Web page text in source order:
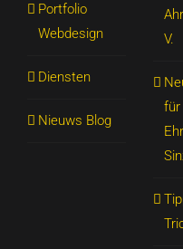
Portfolio
Webdesign
Diensten
Nieuws Blog
V.
für